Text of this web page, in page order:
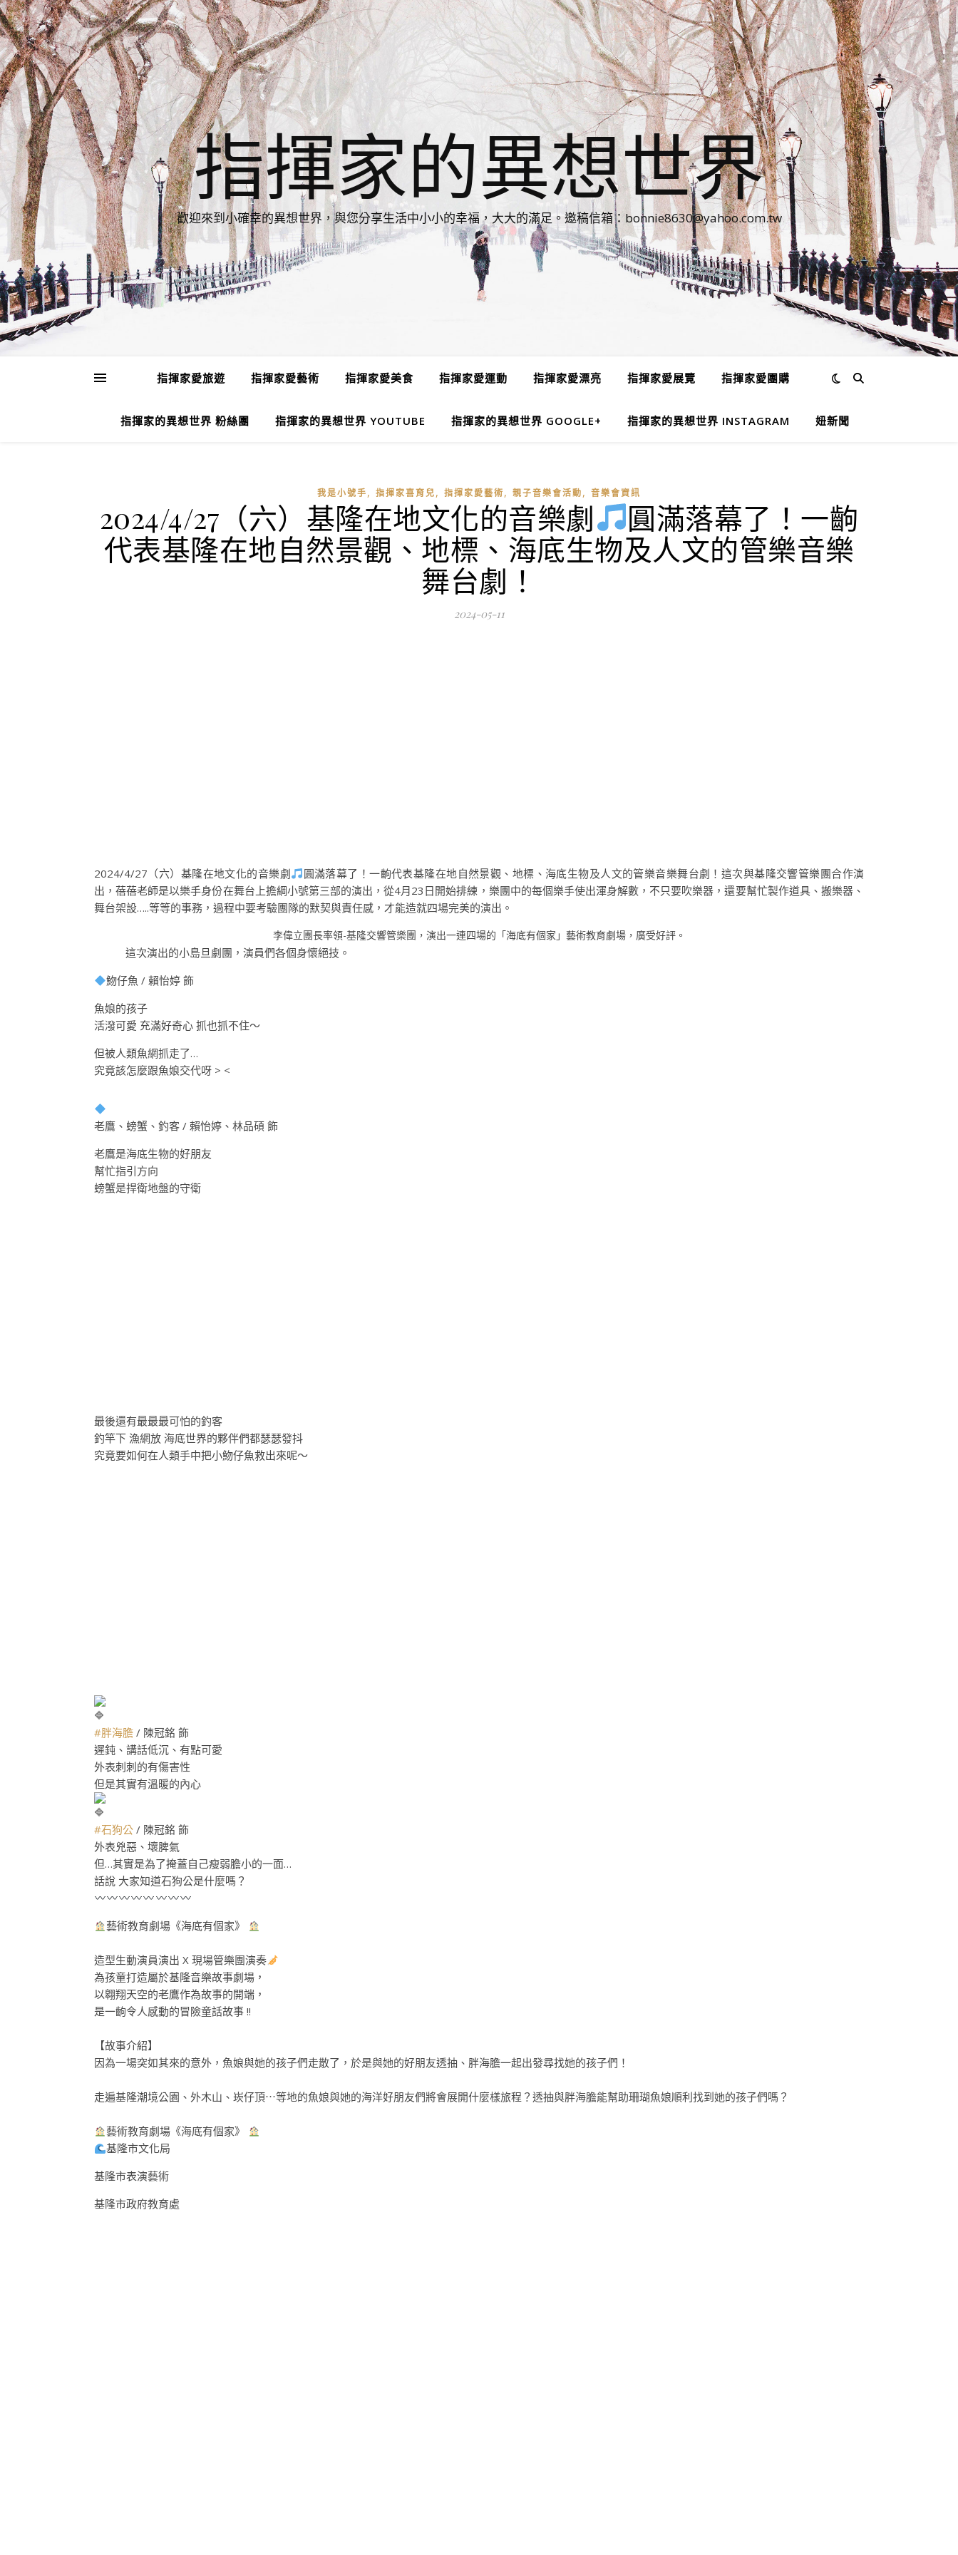
指揮家的異想世界
歡迎來到小確幸的異想世界，與您分享生活中小小的幸福，大大的滿足。邀稿信箱：bonnie8630@yahoo.com.tw
指揮家愛旅遊 指揮家愛藝術 指揮家愛美食 指揮家愛運動 指揮家愛漂亮 指揮家愛展覽 指揮家愛團購
指揮家的異想世界 粉絲團 指揮家的異想世界 YOUTUBE 指揮家的異想世界 GOOGLE+ 指揮家的異想世界 INSTAGRAM 妞新聞
我是小號手, 指揮家喜育兒, 指揮家愛藝術, 親子音樂會活動, 音樂會資訊
2024/4/27（六）基隆在地文化的音樂劇
圓滿落幕了！一齣
代表基隆在地自然景觀、地標、海底生物及人文的管樂音樂
舞台劇！
2024-05-11
2024/4/27（六）基隆在地文化的音樂劇
圓滿落幕了！一齣代表基隆在地自然景觀、地標、海底生物及人文的管樂音樂舞台劇！這次與基隆交響管樂團合作演
出，蓓蓓老師是以樂手身份在舞台上擔綱小號第三部的演出，從4月23日開始排練，樂團中的每個樂手使出渾身解數，不只要吹樂器，還要幫忙製作道具、搬樂器、
舞台架設…..等等的事務，過程中要考驗團隊的默契與責任感，才能造就四場完美的演出。
李偉立團長率領-基隆交響管樂團，演出一連四場的「海底有個家」藝術教育劇場，廣受好評。
這次演出的小島旦劇團，演員們各個身懷絕技。
魩仔魚 / 賴怡婷 飾
魚娘的孩子
活潑可愛 充滿好奇心 抓也抓不住～
但被人類魚網抓走了…
究竟該怎麼跟魚娘交代呀 > <
老鷹、螃蟹、釣客 / 賴怡婷、林品碩 飾
老鷹是海底生物的好朋友
幫忙指引方向
螃蟹是捍衛地盤的守衛
最後還有最最最可怕的釣客
釣竿下 漁網放 海底世界的夥伴們都瑟瑟發抖
究竟要如何在人類手中把小魩仔魚救出來呢～
#胖海膽 / 陳冠銘 飾
遲鈍、講話低沉、有點可愛
外表刺刺的有傷害性
但是其實有溫暖的內心
#石狗公 / 陳冠銘 飾
外表兇惡、壞脾氣
但…其實是為了掩蓋自己瘦弱膽小的一面…
話說 大家知道石狗公是什麼嗎？
藝術教育劇場《海底有個家》
造型生動演員演出 X 現場管樂團演奏
為孩童打造屬於基隆音樂故事劇場，
以翱翔天空的老鷹作為故事的開端，
是一齣令人感動的冒險童話故事 !!
【故事介紹】
因為一場突如其來的意外，魚娘與她的孩子們走散了，於是與她的好朋友透抽、胖海膽一起出發尋找她的孩子們！
走遍基隆潮境公園、外木山、崁仔頂⋯等地的魚娘與她的海洋好朋友們將會展開什麼樣旅程？透抽與胖海膽能幫助珊瑚魚娘順利找到她的孩子們嗎？
藝術教育劇場《海底有個家》
基隆市文化局
基隆市表演藝術
基隆市政府教育處